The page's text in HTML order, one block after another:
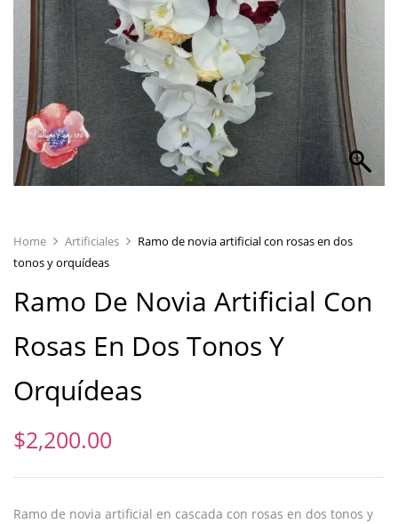
Home Artificiales
Ramo de novia artificial con rosas en dos
tonos y orquídeas
Ramo De Novia Artificial Con
Rosas En Dos Tonos Y
Orquídeas
$2,200.00
Ramo de novia artificial en cascada con rosas en dos tonos y